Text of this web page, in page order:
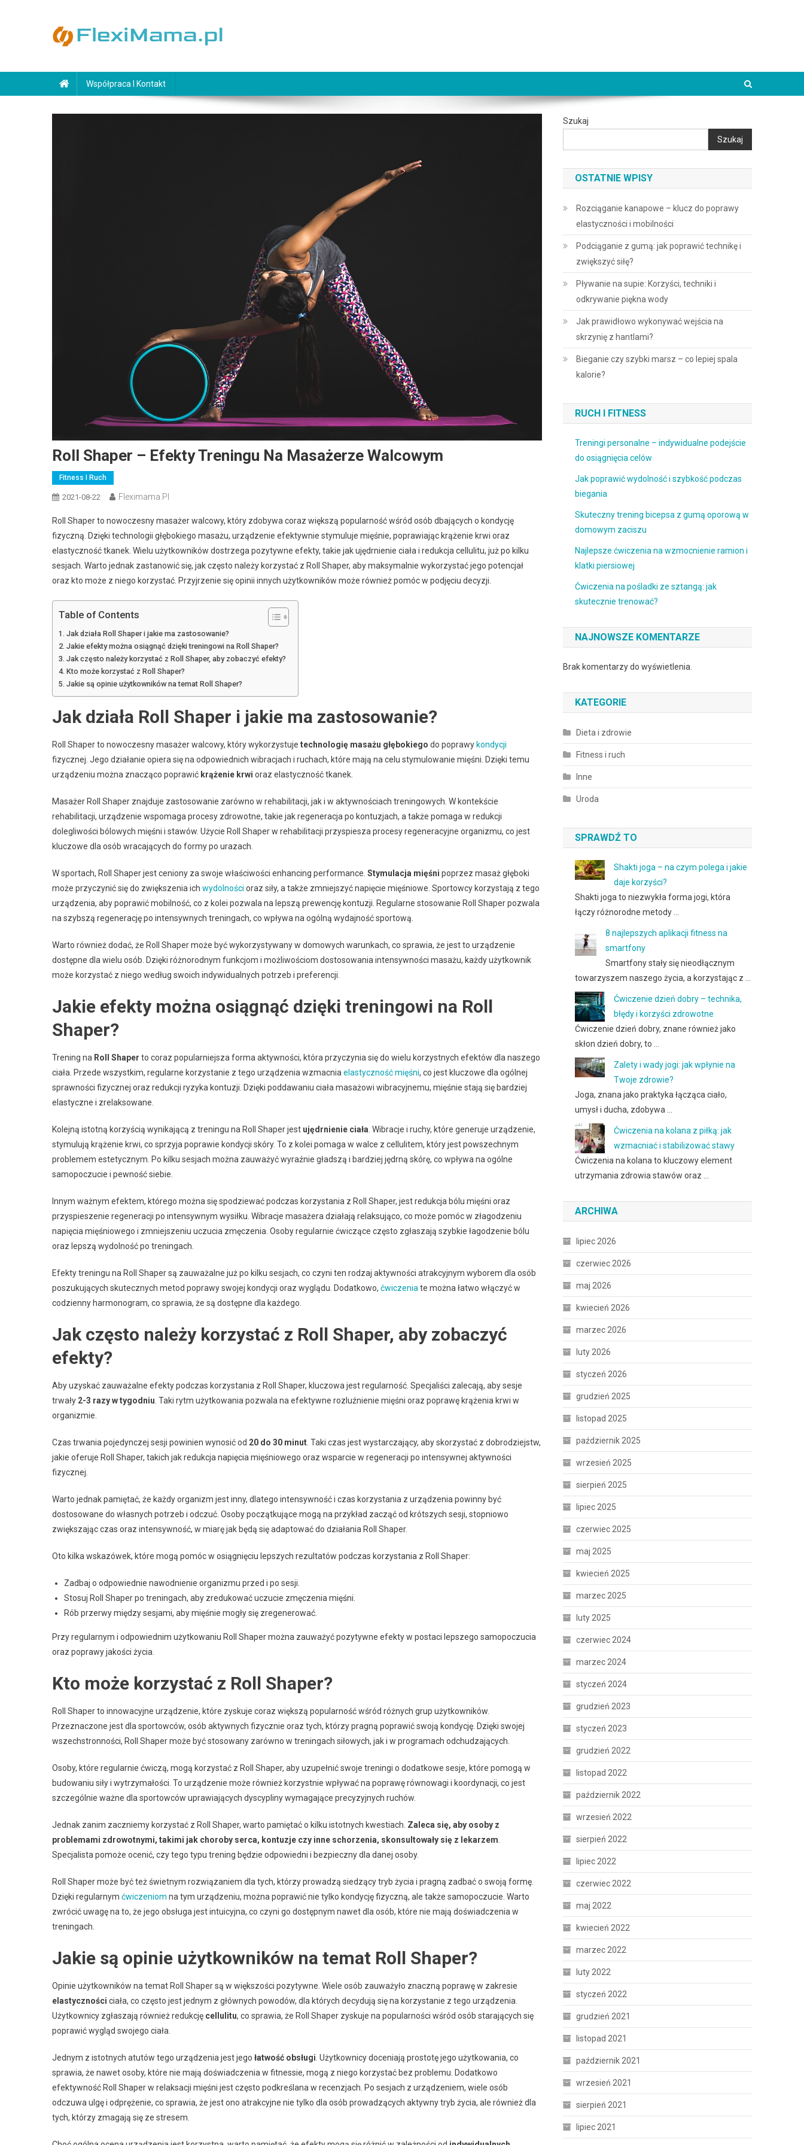
Współpraca I Kontakt
Roll Shaper – Efekty Treningu Na Masażerze Walcowym
Fitness I Ruch
2021-08-22 Fleximama.pl
Roll Shaper to nowoczesny masażer walcowy, który zdobywa coraz większą popularność wśród osób dbających o kondycję
fizyczną. Dzięki technologii głębokiego masażu, urządzenie efektywnie stymuluje mięśnie, poprawiając krążenie krwi oraz
elastyczność tkanek. Wielu użytkowników dostrzega pozytywne efekty, takie jak ujędrnienie ciała i redukcja cellulitu, już po kilku
sesjach. Warto jednak zastanowić się, jak często należy korzystać z Roll Shaper, aby maksymalnie wykorzystać jego potencjał
oraz kto może z niego korzystać. Przyjrzenie się opinii innych użytkowników może również pomóc w podjęciu decyzji.
Table of Contents
Jak działa Roll Shaper i jakie ma zastosowanie?
Jakie efekty można osiągnąć dzięki treningowi na Roll Shaper?
Jak często należy korzystać z Roll Shaper, aby zobaczyć efekty?
Kto może korzystać z Roll Shaper?
Jakie są opinie użytkowników na temat Roll Shaper?
Jak działa Roll Shaper i jakie ma zastosowanie?
Roll Shaper to nowoczesny masażer walcowy, który wykorzystuje technologię masażu głębokiego do poprawy kondycji
fizycznej. Jego działanie opiera się na odpowiednich wibracjach i ruchach, które mają na celu stymulowanie mięśni. Dzięki temu
urządzeniu można znacząco poprawić krążenie krwi oraz elastyczność tkanek.
Masażer Roll Shaper znajduje zastosowanie zarówno w rehabilitacji, jak i w aktywnościach treningowych. W kontekście
rehabilitacji, urządzenie wspomaga procesy zdrowotne, takie jak regeneracja po kontuzjach, a także pomaga w redukcji
dolegliwości bólowych mięśni i stawów. Użycie Roll Shaper w rehabilitacji przyspiesza procesy regeneracyjne organizmu, co jest
kluczowe dla osób wracających do formy po urazach.
W sportach, Roll Shaper jest ceniony za swoje właściwości enhancing performance. Stymulacja mięśni poprzez masaż głęboki
może przyczynić się do zwiększenia ich wydolności oraz siły, a także zmniejszyć napięcie mięśniowe. Sportowcy korzystają z tego
urządzenia, aby poprawić mobilność, co z kolei pozwala na lepszą prewencję kontuzji. Regularne stosowanie Roll Shaper pozwala
na szybszą regenerację po intensywnych treningach, co wpływa na ogólną wydajność sportową.
Warto również dodać, że Roll Shaper może być wykorzystywany w domowych warunkach, co sprawia, że jest to urządzenie
dostępne dla wielu osób. Dzięki różnorodnym funkcjom i możliwościom dostosowania intensywności masażu, każdy użytkownik
może korzystać z niego według swoich indywidualnych potrzeb i preferencji.
Jakie efekty można osiągnąć dzięki treningowi na Roll
Shaper?
Trening na Roll Shaper to coraz popularniejsza forma aktywności, która przyczynia się do wielu korzystnych efektów dla naszego
ciała. Przede wszystkim, regularne korzystanie z tego urządzenia wzmacnia elastyczność mięśni, co jest kluczowe dla ogólnej
sprawności fizycznej oraz redukcji ryzyka kontuzji. Dzięki poddawaniu ciała masażowi wibracyjnemu, mięśnie stają się bardziej
elastyczne i zrelaksowane.
Kolejną istotną korzyścią wynikającą z treningu na Roll Shaper jest ujędrnienie ciała . Wibracje i ruchy, które generuje urządzenie,
stymulują krążenie krwi, co sprzyja poprawie kondycji skóry. To z kolei pomaga w walce z cellulitem, który jest powszechnym
problemem estetycznym. Po kilku sesjach można zauważyć wyraźnie gładszą i bardziej jędrną skórę, co wpływa na ogólne
samopoczucie i pewność siebie.
Innym ważnym efektem, którego można się spodziewać podczas korzystania z Roll Shaper, jest redukcja bólu mięśni oraz
przyspieszenie regeneracji po intensywnym wysiłku. Wibracje masażera działają relaksująco, co może pomóc w złagodzeniu
napięcia mięśniowego i zmniejszeniu uczucia zmęczenia. Osoby regularnie ćwiczące często zgłaszają szybkie łagodzenie bólu
oraz lepszą wydolność po treningach.
Efekty treningu na Roll Shaper są zauważalne już po kilku sesjach, co czyni ten rodzaj aktywności atrakcyjnym wyborem dla osób
poszukujących skutecznych metod poprawy swojej kondycji oraz wyglądu. Dodatkowo, ćwiczenia te można łatwo włączyć w
codzienny harmonogram, co sprawia, że są dostępne dla każdego.
Jak często należy korzystać z Roll Shaper, aby zobaczyć
efekty?
Aby uzyskać zauważalne efekty podczas korzystania z Roll Shaper, kluczowa jest regularność. Specjaliści zalecają, aby sesje
trwały 2-3 razy w tygodniu . Taki rytm użytkowania pozwala na efektywne rozluźnienie mięśni oraz poprawę krążenia krwi w
organizmie.
Czas trwania pojedynczej sesji powinien wynosić od 20 do 30 minut . Taki czas jest wystarczający, aby skorzystać z dobrodziejstw,
jakie oferuje Roll Shaper, takich jak redukcja napięcia mięśniowego oraz wsparcie w regeneracji po intensywnej aktywności
fizycznej.
Warto jednak pamiętać, że każdy organizm jest inny, dlatego intensywność i czas korzystania z urządzenia powinny być
dostosowane do własnych potrzeb i odczuć. Osoby początkujące mogą na przykład zacząć od krótszych sesji, stopniowo
zwiększając czas oraz intensywność, w miarę jak będą się adaptować do działania Roll Shaper.
Oto kilka wskazówek, które mogą pomóc w osiągnięciu lepszych rezultatów podczas korzystania z Roll Shaper:
Zadbaj o odpowiednie nawodnienie organizmu przed i po sesji.
Stosuj Roll Shaper po treningach, aby zredukować uczucie zmęczenia mięśni.
Rób przerwy między sesjami, aby mięśnie mogły się zregenerować.
Przy regularnym i odpowiednim użytkowaniu Roll Shaper można zauważyć pozytywne efekty w postaci lepszego samopoczucia
oraz poprawy jakości życia.
Kto może korzystać z Roll Shaper?
Roll Shaper to innowacyjne urządzenie, które zyskuje coraz większą popularność wśród różnych grup użytkowników.
Przeznaczone jest dla sportowców, osób aktywnych fizycznie oraz tych, którzy pragną poprawić swoją kondycję. Dzięki swojej
wszechstronności, Roll Shaper może być stosowany zarówno w treningach siłowych, jak i w programach odchudzających.
Osoby, które regularnie ćwiczą, mogą korzystać z Roll Shaper, aby uzupełnić swoje treningi o dodatkowe sesje, które pomogą w
budowaniu siły i wytrzymałości. To urządzenie może również korzystnie wpływać na poprawę równowagi i koordynacji, co jest
szczególnie ważne dla sportowców uprawiających dyscypliny wymagające precyzyjnych ruchów.
Jednak zanim zaczniemy korzystać z Roll Shaper, warto pamiętać o kilku istotnych kwestiach. Zaleca się, aby osoby z
problemami zdrowotnymi, takimi jak choroby serca, kontuzje czy inne schorzenia, skonsultowały się z lekarzem
Specjalista pomoże ocenić, czy tego typu trening będzie odpowiedni i bezpieczny dla danej osoby.
Roll Shaper może być też świetnym rozwiązaniem dla tych, którzy prowadzą siedzący tryb życia i pragną zadbać o swoją formę.
Dzięki regularnym ćwiczeniom na tym urządzeniu, można poprawić nie tylko kondycję fizyczną, ale także samopoczucie. Warto
zwrócić uwagę na to, że jego obsługa jest intuicyjna, co czyni go dostępnym nawet dla osób, które nie mają doświadczenia w
treningach.
Jakie są opinie użytkowników na temat Roll Shaper?
Opinie użytkowników na temat Roll Shaper są w większości pozytywne. Wiele osób zauważyło znaczną poprawę w zakresie
elastyczności ciała, co często jest jednym z głównych powodów, dla których decydują się na korzystanie z tego urządzenia.
Użytkownicy zgłaszają również redukcję cellulitu, co sprawia, że Roll Shaper zyskuje na popularności wśród osób starających się
poprawić wygląd swojego ciała.
Jednym z istotnych atutów tego urządzenia jest jego łatwość obsługi . Użytkownicy doceniają prostotę jego użytkowania, co
sprawia, że nawet osoby, które nie mają doświadczenia w fitnessie, mogą z niego korzystać bez problemu. Dodatkowo
efektywność Roll Shaper w relaksacji mięśni jest często podkreślana w recenzjach. Po sesjach z urządzeniem, wiele osób
odczuwa ulgę i odprężenie, co sprawia, że jest ono atrakcyjne nie tylko dla osób prowadzących aktywny tryb życia, ale również dla
tych, którzy zmagają się ze stresem.
Szukaj
Szukaj
OSTATNIE WPISY
Rozciąganie kanapowe – klucz do poprawy
elastyczności i mobilności
Podciąganie z gumą: jak poprawić technikę i
zwiększyć siłę?
Pływanie na supie: Korzyści, techniki i
odkrywanie piękna wody
Jak prawidłowo wykonywać wejścia na
skrzynię z hantlami?
Bieganie czy szybki marsz – co lepiej spala
kalorie?
RUCH I FITNESS
Treningi personalne – indywidualne podejście
do osiągnięcia celów
Jak poprawić wydolność i szybkość podczas
biegania
Skuteczny trening bicepsa z gumą oporową w
domowym zaciszu
Najlepsze ćwiczenia na wzmocnienie ramion i
klatki piersiowej
Ćwiczenia na pośladki ze sztangą: jak
skutecznie trenować?
NAJNOWSZE KOMENTARZE
Brak komentarzy do wyświetlenia.
KATEGORIE
Dieta i zdrowie
Fitness i ruch
Inne
Uroda
SPRAWDŹ TO
Shakti joga – na czym polega i jakie
daje korzyści?
Shakti joga to niezwykła forma jogi, która
łączy różnorodne metody …
8 najlepszych aplikacji fitness na
smartfony
Smartfony stały się nieodłącznym
towarzyszem naszego życia, a korzystając z …
Ćwiczenie dzień dobry – technika,
błędy i korzyści zdrowotne
Ćwiczenie dzień dobry, znane również jako
skłon dzień dobry, to …
Zalety i wady jogi: jak wpłynie na
Twoje zdrowie?
Joga, znana jako praktyka łącząca ciało,
umysł i ducha, zdobywa …
Ćwiczenia na kolana z piłką: jak
wzmacniać i stabilizować stawy
Ćwiczenia na kolana to kluczowy element
utrzymania zdrowia stawów oraz …
ARCHIWA
lipiec 2026
czerwiec 2026
maj 2026
kwiecień 2026
marzec 2026
luty 2026
styczeń 2026
grudzień 2025
listopad 2025
październik 2025
wrzesień 2025
sierpień 2025
lipiec 2025
czerwiec 2025
maj 2025
kwiecień 2025
marzec 2025
luty 2025
czerwiec 2024
marzec 2024
styczeń 2024
grudzień 2023
styczeń 2023
grudzień 2022
listopad 2022
październik 2022
wrzesień 2022
sierpień 2022
lipiec 2022
czerwiec 2022
maj 2022
kwiecień 2022
marzec 2022
luty 2022
styczeń 2022
grudzień 2021
listopad 2021
październik 2021
wrzesień 2021
sierpień 2021
lipiec 2021